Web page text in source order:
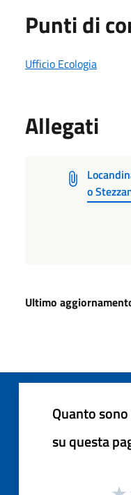
Punti di
Ufficio Ecologia
Allegati
o
Ultimo
Quanto
su questa